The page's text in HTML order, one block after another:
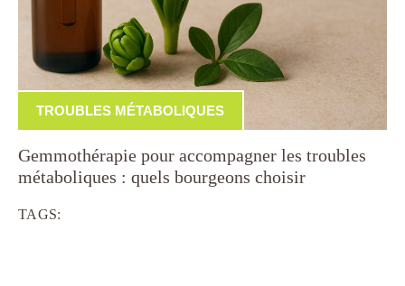
TROUBLES MÉTABOLIQUES
Gemmothérapie pour accompagner les troubles
métaboliques : quels bourgeons choisir
TAGS: